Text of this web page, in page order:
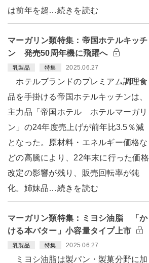
は前年を超…続きを読む
マーガリン類特集：帝国ホテルキッチ
ン 発売50周年機に飛躍へ
乳製品 特集 2025.06.27
ホテルブランドのプレミアム調理食
品を手掛ける帝国ホテルキッチンは、
主力品「帝国ホテル ホテルマーガリ
ン」の24年度売上げが前年比3.5％減
となった。原材料・エネルギー価格な
どの高騰により、22年末に行った価格
改定の影響が残り、販売回転率が鈍
化。姉妹品…続きを読む
マーガリン類特集：ミヨシ油脂 「か
ける本バター」小容量タイプ上市
乳製品 特集 2025.06.27
ミヨシ油脂は製パン・製菓分野に加